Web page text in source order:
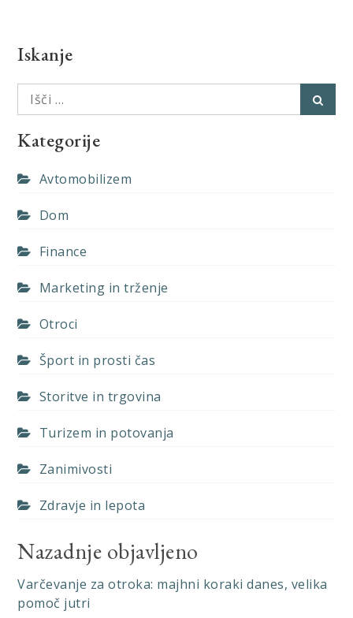
Iskanje
Išči:
Kategorije
Avtomobilizem
Dom
Finance
Marketing in trženje
Otroci
Šport in prosti čas
Storitve in trgovina
Turizem in potovanja
Zanimivosti
Zdravje in lepota
Nazadnje objavljeno
Varčevanje za otroka: majhni koraki danes, velika
pomoč jutri